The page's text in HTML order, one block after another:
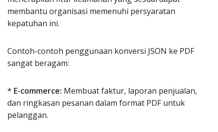
membantu organisasi memenuhi persyaratan
kepatuhan ini.
Contoh-contoh penggunaan konversi JSON ke PDF
sangat beragam:
* E-commerce: Membuat faktur, laporan penjualan,
dan ringkasan pesanan dalam format PDF untuk
pelanggan.